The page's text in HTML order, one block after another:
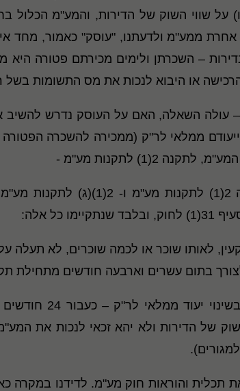
שווי השוק של הדירות, והמע"מ הכלול
אחרת ממע"מ ולדעתנו, "עוסק" כאמור,
או היבוא לנכות את מס התשומות בשל
– עולה השאלה, האם על העוסק נדרש
ייעודם ממלאי לר"ק (ממכירה להשכרה
2(1) לתקנות מע"מ -
עמדת רשות המע"מ המבוססת,
אלה:
בתום עשרים וארבעה חודשים מתחילת
והמשמעות
של הדירות ולא יהא זכאי לנכות את
תכלית והוראות חוק מע"מ. לדידנו במקרה